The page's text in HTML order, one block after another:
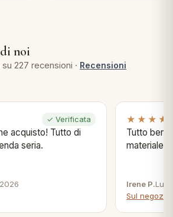
noi
su 227 recensioni · Recensioni
✓ Verificata
acquisto! Tutto di
seria.
Tutto bene
materiale .
Irene P.Lug
Sul negozio